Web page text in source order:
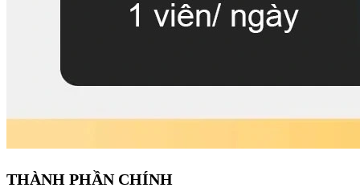
THÀNH PHẦN CHÍNH